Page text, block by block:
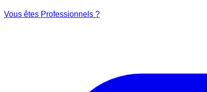
Vous êtes Professionnels ?